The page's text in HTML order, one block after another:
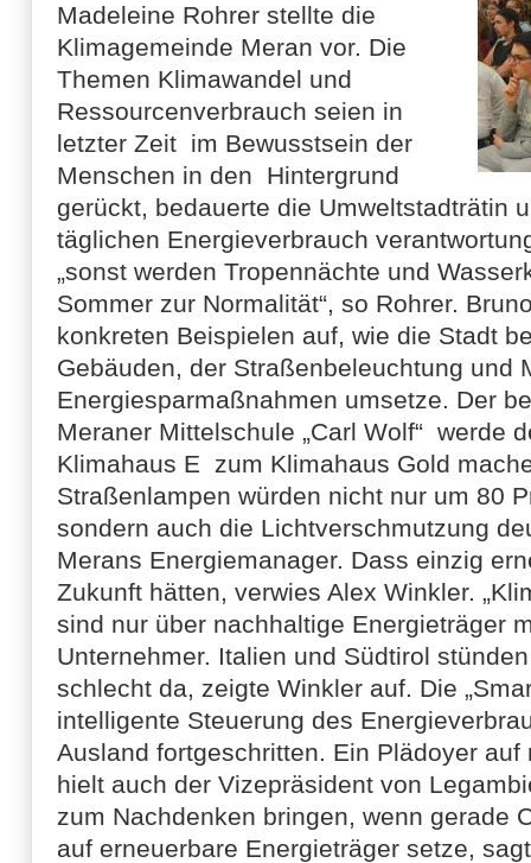
Madeleine Rohrer stellte die
Klimagemeinde Meran vor. Die
Themen Klimawandel und
Ressourcenverbrauch seien in
letzter Zeit im Bewusstsein der
Menschen in den Hintergrund
gerückt, bedauerte die Umweltstadträtin
täglichen Energieverbrauch
„sonst werden Tropennächte und
Sommer zur Normalität“, so Rohrer.
konkreten Beispielen auf, wie die Stadt
Gebäuden, der Straßenbeleuchtung und
Energiesparmaßnahmen umsetze. Der
Meraner Mittelschule „Carl Wolf“ werde
Klimahaus E zum Klimahaus Gold
Straßenlampen würden nicht nur um 80
sondern auch die Lichtverschmutzung
Merans Energiemanager. Dass einzig
Zukunft hätten, verwies Alex Winkler.
sind nur über nachhaltige Energieträger
Unternehmer. Italien und Südtirol
schlecht da, zeigte Winkler auf. Die
intelligente Steuerung des
Ausland fortgeschritten. Ein Plädoyer
hielt auch der Vizepräsident von
zum Nachdenken bringen, wenn gerade
auf erneuerbare Energieträger setze,